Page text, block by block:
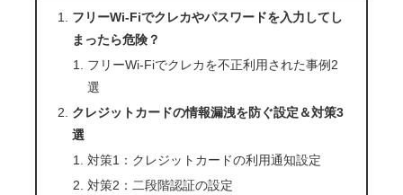
フリーWi-Fiでクレカやパスワードを入力してし
まったら危険？
フリーWi-Fiでクレカを不正利用された事例2
選
クレジットカードの情報漏洩を防ぐ設定＆対策3
選
対策1：クレジットカードの利用通知設定
対策2：二段階認証の設定